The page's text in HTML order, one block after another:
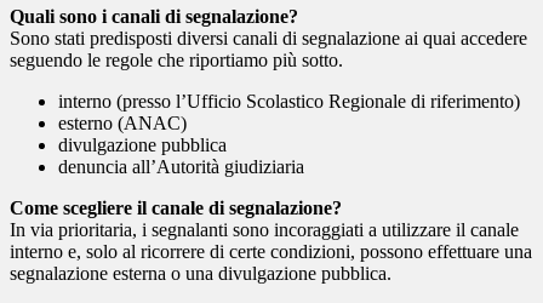
Quali sono i canali di segnalazione?
Sono stati predisposti diversi canali di segnalazione ai quai accedere
seguendo le regole che riportiamo più sotto.
interno (presso l’Ufficio Scolastico Regionale di riferimento)
esterno (ANAC)
divulgazione pubblica
denuncia all’Autorità giudiziaria
Come scegliere il canale di segnalazione?
In via prioritaria, i segnalanti sono incoraggiati a utilizzare il canale
interno e, solo al ricorrere di certe condizioni, possono effettuare una
segnalazione esterna o una divulgazione pubblica.